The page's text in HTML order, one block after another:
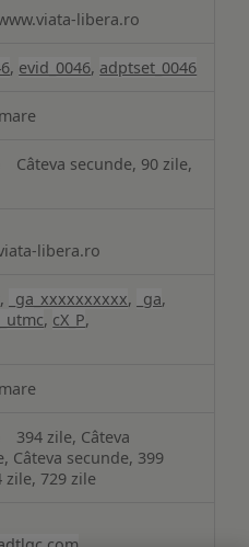
libera.ro
, evid_0046, adptset_0046
Câteva secunde, 90 zile,
libera.ro
, _ga_xxxxxxxxxx, _ga,
__utmc, cX_P,
394 zile, Câteva
Câteva secunde, 399
zile, 729 zile